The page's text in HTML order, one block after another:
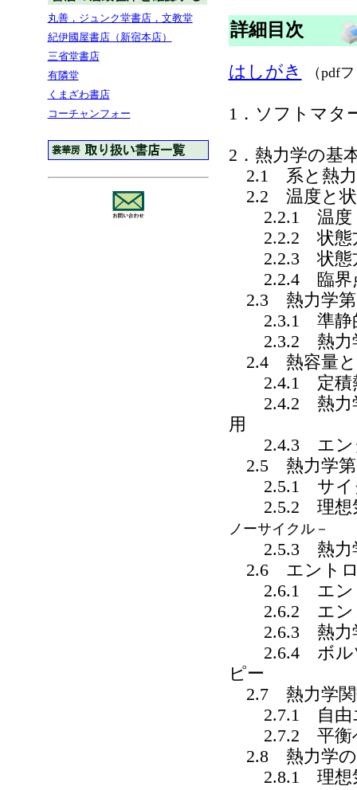
丸善，ジュンク堂書店，文教堂
紀伊國屋書店（新宿本店）
三省堂書店
有隣堂
くまざわ書店
コーチャンフォー
詳細目次
はしがき （pdf
1．ソフトマタ
2．熱力学の基
2.1 系と熱力
2.2 温度と状
2.2.1 温度
2.2.2 状態
2.2.3 状態
2.2.4 臨界点
2.3 熱力学第
2.3.1 準静
2.3.2 熱力
2.4 熱容量と
2.4.1 定積熱
2.4.2 熱力学
用
2.4.3 エン
2.5 熱力学第
2.5.1 サイ
2.5.2 理想
ノーサイクル－
2.5.3 熱力
2.6 エントロ
2.6.1 エン
2.6.2 エン
2.6.3 熱力
2.6.4 ボルツ
ピー
2.7 熱力学関
2.7.1 自由
2.7.2 平衡
2.8 熱力学の
2.8.1 理想気